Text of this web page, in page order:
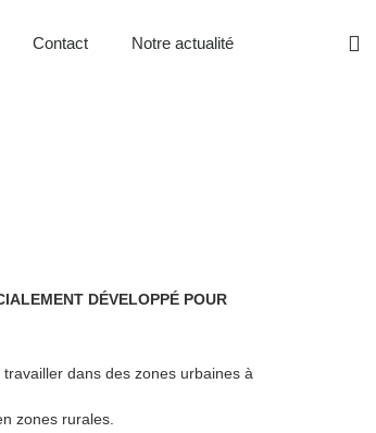
Contact Notre actualité
DÉVELOPPÉ POUR
dans des zones urbaines à
zones rurales.